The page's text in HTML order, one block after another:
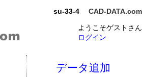
su-33-4
CAD-DATA.com
ようこそゲストさん
ログイン
データ追加